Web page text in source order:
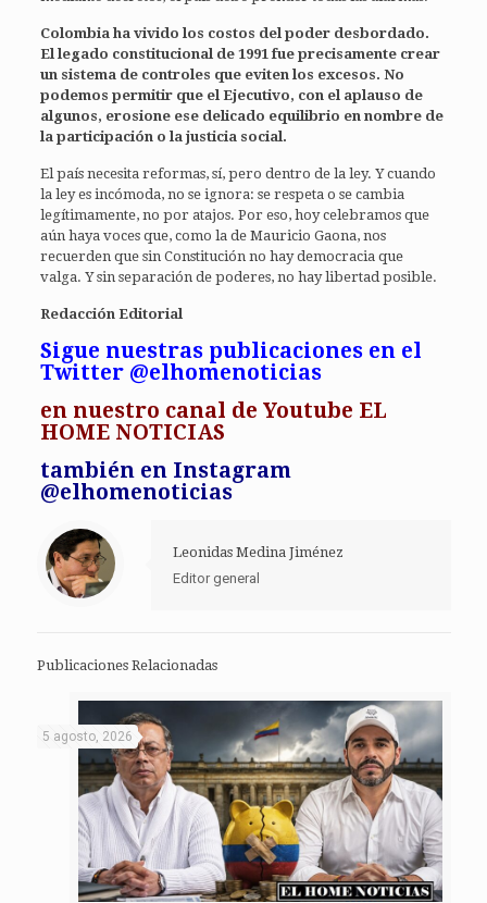
Colombia ha vivido los costos del poder desbordado.
El legado constitucional de 1991 fue precisamente crear
un sistema de controles que eviten los excesos. No
podemos permitir que el Ejecutivo, con el aplauso de
algunos, erosione ese delicado equilibrio en nombre de
la participación o la justicia social.
El país necesita reformas, sí, pero dentro de la ley. Y cuando
la ley es incómoda, no se ignora: se respeta o se cambia
legítimamente, no por atajos. Por eso, hoy celebramos que
aún haya voces que, como la de Mauricio Gaona, nos
recuerden que sin Constitución no hay democracia que
valga. Y sin separación de poderes, no hay libertad posible.
Redacción Editorial
Sigue nuestras publicaciones en el
Twitter @elhomenoticias
en nuestro canal de Youtube EL
HOME NOTICIAS
también en Instagram
@elhomenoticias
Leonidas Medina Jiménez
Editor general
Publicaciones Relacionadas
5 agosto, 2026